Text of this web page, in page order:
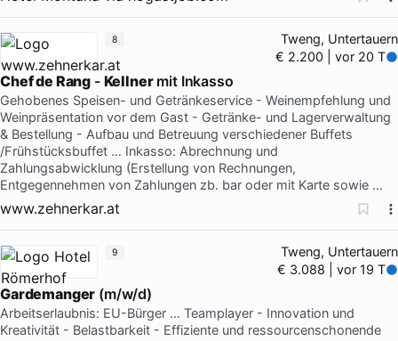
Tweng, Untertauern
€ 2.200 | vor 20 T
Chef de Rang - Kellnermit Inkasso
Gehobenes Speisen- und Getränkeservice - Weinempfehlung und
Weinpräsentation vor dem Gast - Getränke- und Lagerverwaltung
& Bestellung - Aufbau und Betreuung verschiedener Buffets
/Frühstücksbuffet … Inkasso: Abrechnung und
Zahlungsabwicklung (Erstellung von Rechnungen,
Entgegennehmen von Zahlungen zb. bar oder mit Karte sowie …
www.zehnerkar.at
8
Tweng, Untertauern
€ 3.088 | vor 19 T
Gardemanger (m/w/d)
Arbeitserlaubnis: EU-Bürger … Teamplayer - Innovation und
Kreativität - Belastbarkeit - Effiziente und ressourcenschonende
9